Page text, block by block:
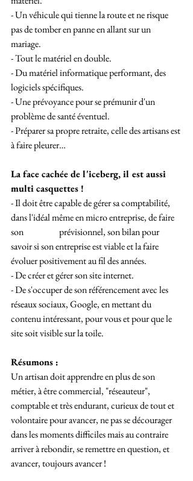
- Un véhicule qui tienne la route et ne risque
pas de tomber en panne en allant sur un
mariage.
- Tout le matériel en double.
- Du matériel informatique performant, des
logiciels spécifiques.
- Une prévoyance pour se prémunir d'un
problème de santé éventuel.
- Préparer sa propre retraite, celle des artisans est
à faire pleurer…
La face cachée de l'iceberg, il est aussi
multi casquettes !
- Il doit être capable de gérer sa comptabilité,
dans l'idéal même en micro entreprise, de faire
son 		prévisionnel, son bilan pour
savoir si son entreprise est viable et la faire
évoluer positivement au fil des années.
- De créer et gérer son site internet.
- De s'occuper de son référencement avec les
réseaux sociaux, Google, en mettant du
contenu intéressant, pour vous et pour que le
site soit visible sur la toile.
Résumons :
Un artisan doit apprendre en plus de son
métier, à être commercial, "réseauteur",
comptable et très endurant, curieux de tout et
volontaire pour avancer, ne pas se décourager
dans les moments difficiles mais au contraire
arriver à rebondir, se remettre en question, et
avancer, toujours avancer !